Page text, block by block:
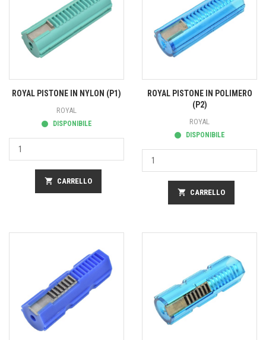
ROYAL PISTONE IN NYLON (P1)
ROYAL
DISPONIBILE
shopping_cart CARRELLO
ROYAL PISTONE IN POLIMERO
(P2)
ROYAL
DISPONIBILE
shopping_cart CARRELLO